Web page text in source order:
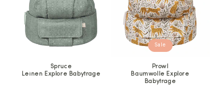
Spruce
Leinen Explore Babytrage
Sale
Prowl
Baumwolle Explore
Babytrage